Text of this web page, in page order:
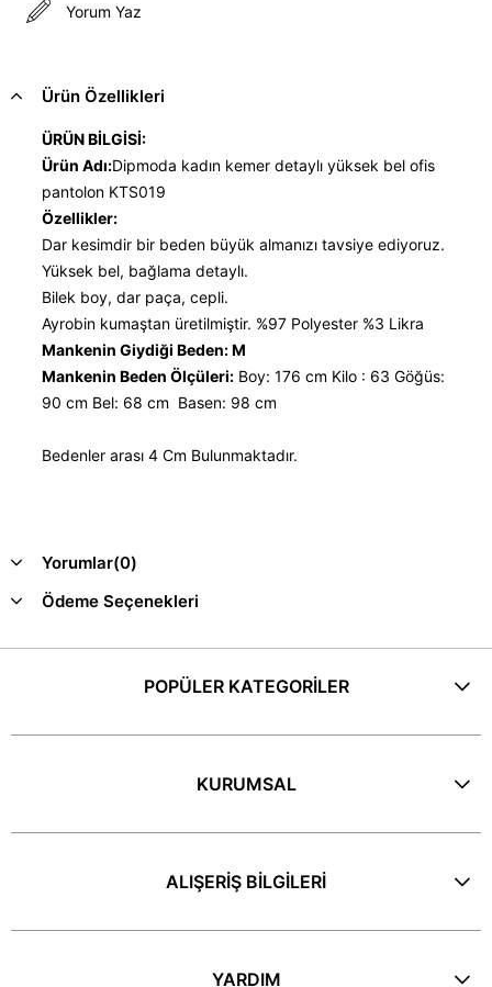
Yorum Yaz
Ürün Özellikleri
ÜRÜN BİLGİSİ:
Ürün Adı:Dipmoda kadın kemer detaylı yüksek bel ofis
pantolon KTS019
Özellikler:
Dar kesimdir bir beden büyük almanızı tavsiye ediyoruz.
Yüksek bel, bağlama detaylı.
Bilek boy, dar paça, cepli.
Ayrobin kumaştan üretilmiştir. %97 Polyester %3 Likra
Mankenin Giydiği Beden: M
Mankenin Beden Ölçüleri: Boy: 176 cm Kilo : 63 Göğüs:
90 cm Bel: 68 cm Basen: 98 cm
Bedenler arası 4 Cm Bulunmaktadır.
Yorumlar(0)
Ödeme Seçenekleri
POPÜLER KATEGORİLER
KURUMSAL
ALIŞERİŞ BİLGİLERİ
YARDIM